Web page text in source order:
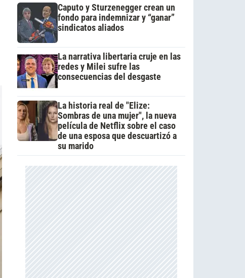
Caputo y Sturzenegger crean un
fondo para indemnizar y “ganar”
sindicatos aliados
La narrativa libertaria cruje en las
redes y Milei sufre las
consecuencias del desgaste
La historia real de "Elize:
Sombras de una mujer", la nueva
película de Netflix sobre el caso
de una esposa que descuartizó a
su marido